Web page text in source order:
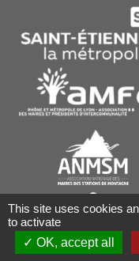
This site uses cookies
to activate
OK, accept all